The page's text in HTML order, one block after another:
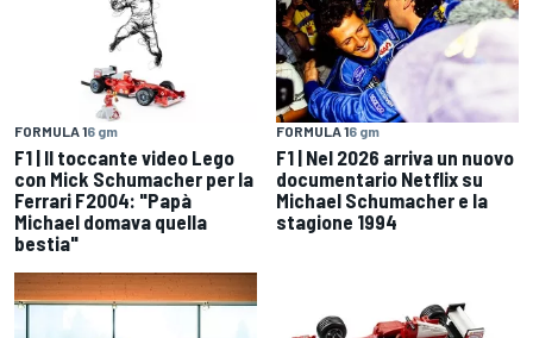
FORMULA 16 gm
F1 | Il toccante video Lego
con Mick Schumacher per la
Ferrari F2004: "Papà
Michael domava quella
bestia"
FORMULA 16 gm
F1 | Nel 2026 arriva un nuovo
documentario Netflix su
Michael Schumacher e la
stagione 1994